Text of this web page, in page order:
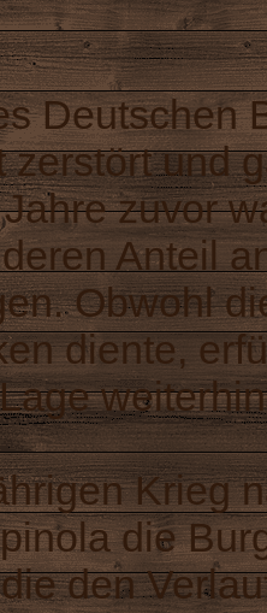
Deutschen
zerstört und
zuvor
Anteil
Obwohl
diente,
Krieg
die
den